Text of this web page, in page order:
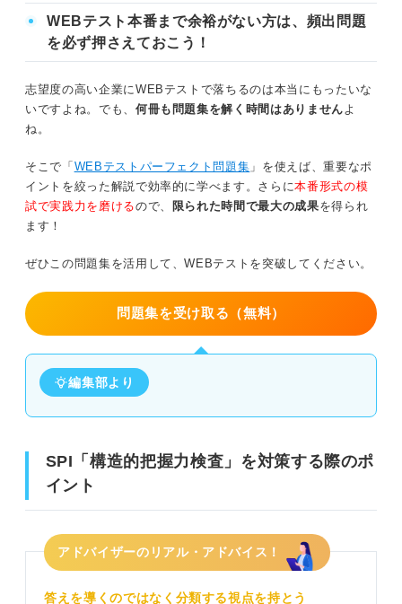
WEBテスト本番まで余裕がない方は、頻出問題
を必ず押さえておこう！
志望度の高い企業にWEBテストで落ちるのは本当にもったいな
いですよね。でも、 何冊も問題集を解く時間はありませんよ
ね。
そこで「 WEBテストパーフェクト問題集 」を使えば、重要なポ
イントを絞った解説で効率的に学べます。さらに本番形式の模
試で実践力を磨けるので、 限られた時間で最大の成果を得られ
ます！
ぜひこの問題集を活用して、WEBテストを突破してください。
問題集を受け取る（無料）
編集部より
SPI「構造的把握力検査」を対策する際のポ
イント
アドバイザーのリアル・アドバイス！
答えを導くのではなく分類する視点を持とう